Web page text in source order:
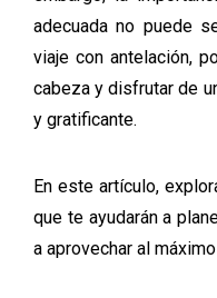
adecuada no puede
viaje con antelación,
cabeza y disfrutar de
y gratificante.
En este artículo,
que te ayudarán a
a aprovechar al